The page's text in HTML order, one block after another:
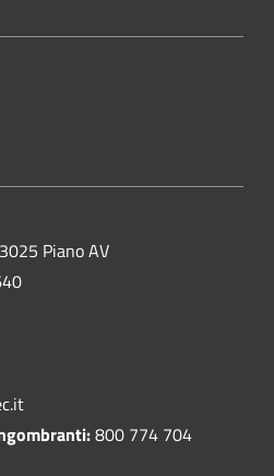
Piano AV
800 774 704